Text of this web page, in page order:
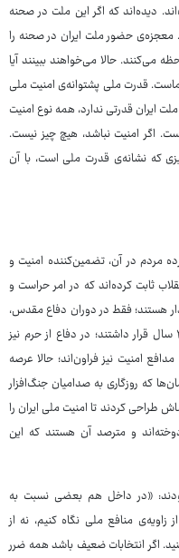
دیده‌اند که اگر این ملت در صحنه
معجزه‌ی حضور ملت ایران در صحنه را
می‌کنند. حالا می‌خواهند ببینند آیا
قدرت ملی پشتوانه‌ی امنیت ملی
ایران قدرتی ندارد، همه نوع امنیت
اگر امنیت نباشد، هیچ چیز نیست.
که نشانه‌ی قدرت ملی است، با آن
مردم در آن، تضمین‌کننده امنیت و
ثابت کرده‌اند که در امر حراست و
هستند؛ فقط در دوران دفاع مقدس،
حدود ۱۶۰ هزار شهید ما در فاصله سنی ۱۶ تا ۲۵ سال قرار داشتند؛ در دفاع از حرم نیز
امنیت نیز فراون‌اند؛ حالا عرصه
که روزگاری به صدامیان جنگ‌افزار
طراحی کردند تا امنیت ملی ایران را
و مترصد آن هستند که این
«در داخل هم بعضی نسبت به
زاویه‌ی منافع ملی نگاه کنیم، نه از
اگر انتخابات ضعیف باشد همه ضرر